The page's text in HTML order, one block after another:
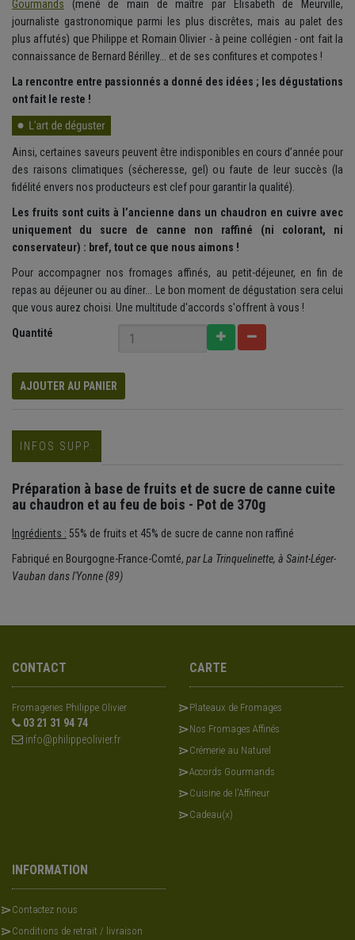
Gourmands (mené de main de maître par Elisabeth de Meurville,
journaliste gastronomique parmi les plus discrêtes, mais au palet des
plus affutés) que Philippe et Romain Olivier - à peine collégien - ont fait la
connaissance de Bernard Bérilley... et de ses confitures et compotes !
La rencontre entre passionnés a donné des idées ; les dégustations
ont fait le reste !
Ainsi, certaines saveurs peuvent être indisponibles en cours d’année pour
des raisons climatiques (sécheresse, gel) ou faute de leur succès (la
fidélité envers nos producteurs est clef pour garantir la qualité).
Les fruits sont cuits à l’ancienne dans un chaudron en cuivre avec
uniquement du sucre de canne non raffiné (ni colorant, ni
conservateur) : bref, tout ce que nous aimons !
Pour accompagner nos fromages affinés, au petit-déjeuner, en fin de
repas au déjeuner ou au dîner... Le bon moment de dégustation sera celui
que vous aurez choisi. Une multitude d'accords s'offrent à vous !
Quantité
AJOUTER AU PANIER
INFOS SUPP.
Préparation à base de fruits et de sucre de canne cuite
au chaudron et au feu de bois - Pot de 370g
Ingrédients : 55% de fruits et 45% de sucre de canne non raffiné
Fabriqué en Bourgogne-France-Comté, par La Trinquelinette, à Saint-Léger-
Vauban dans l'Yonne (89)
CONTACT
Fromageries Philippe Olivier
03 21 31 94 74
info@philippeolivier.fr
CARTE
Plateaux de Fromages
Nos Fromages Affinés
Crémerie au Naturel
Accords Gourmands
Cuisine de l'Affineur
Cadeau(x)
INFORMATION
Contactez nous
Conditions de retrait / livraison